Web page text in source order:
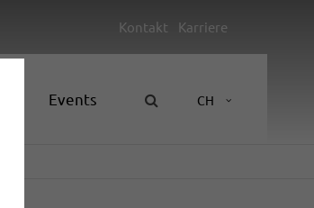
Kontakt Karriere
CH
Events